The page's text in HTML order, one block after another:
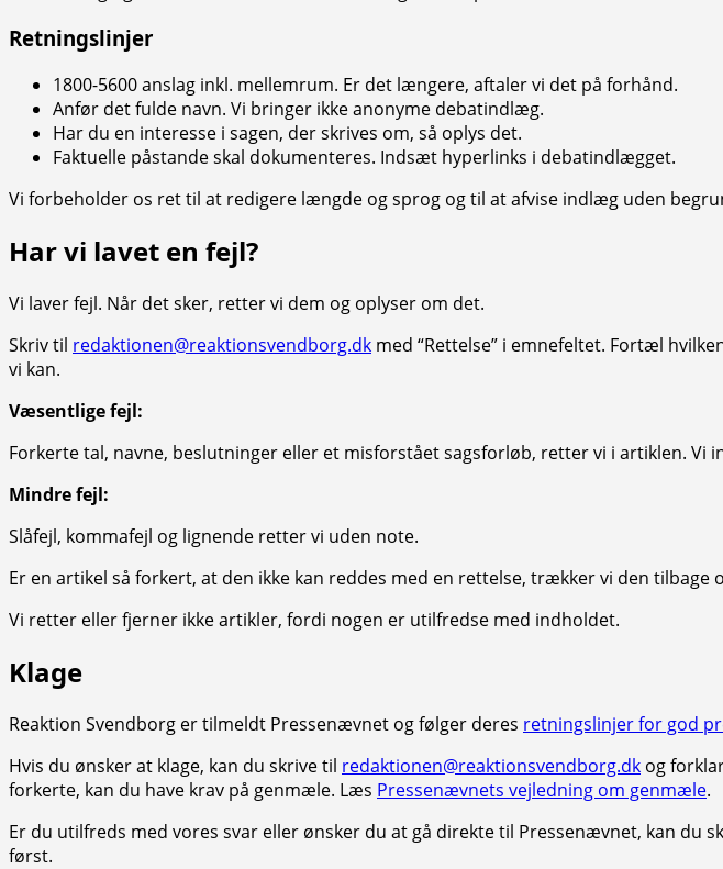
Retningslinjer
1800-5600 anslag inkl. mellemrum. Er det længere, aftaler vi det på forhånd.
Anfør det fulde navn. Vi bringer ikke anonyme debatindlæg.
Har du en interesse i sagen, der skrives om, så oplys det.
Faktuelle påstande skal dokumenteres. Indsæt hyperlinks i debatindlægget.
Vi forbeholder os ret til at redigere længde og sprog og til at afvise indlæg uden
Har vi lavet en fejl?
Vi laver fejl. Når det sker, retter vi dem og oplyser om det.
Skriv til redaktionen@reaktionsvendborg.dk med “Rettelse” i emnefeltet. Fortæl
vi kan.
Væsentlige fejl:
Forkerte tal, navne, beslutninger eller et misforstået sagsforløb, retter vi i artiklen.
Mindre fejl:
Slåfejl, kommafejl og lignende retter vi uden note.
Er en artikel så forkert, at den ikke kan reddes med en rettelse, trækker vi den tilbage
Vi retter eller fjerner ikke artikler, fordi nogen er utilfredse med indholdet.
Klage
Reaktion Svendborg er tilmeldt Pressenævnet og følger deres retningslinjer for god
Hvis du ønsker at klage, kan du skrive til redaktionen@reaktionsvendborg.dk og
forkerte, kan du have krav på genmæle. Læs Pressenævnets vejledning om genmæle.
Er du utilfreds med vores svar eller ønsker du at gå direkte til Pressenævnet, kan du
først.